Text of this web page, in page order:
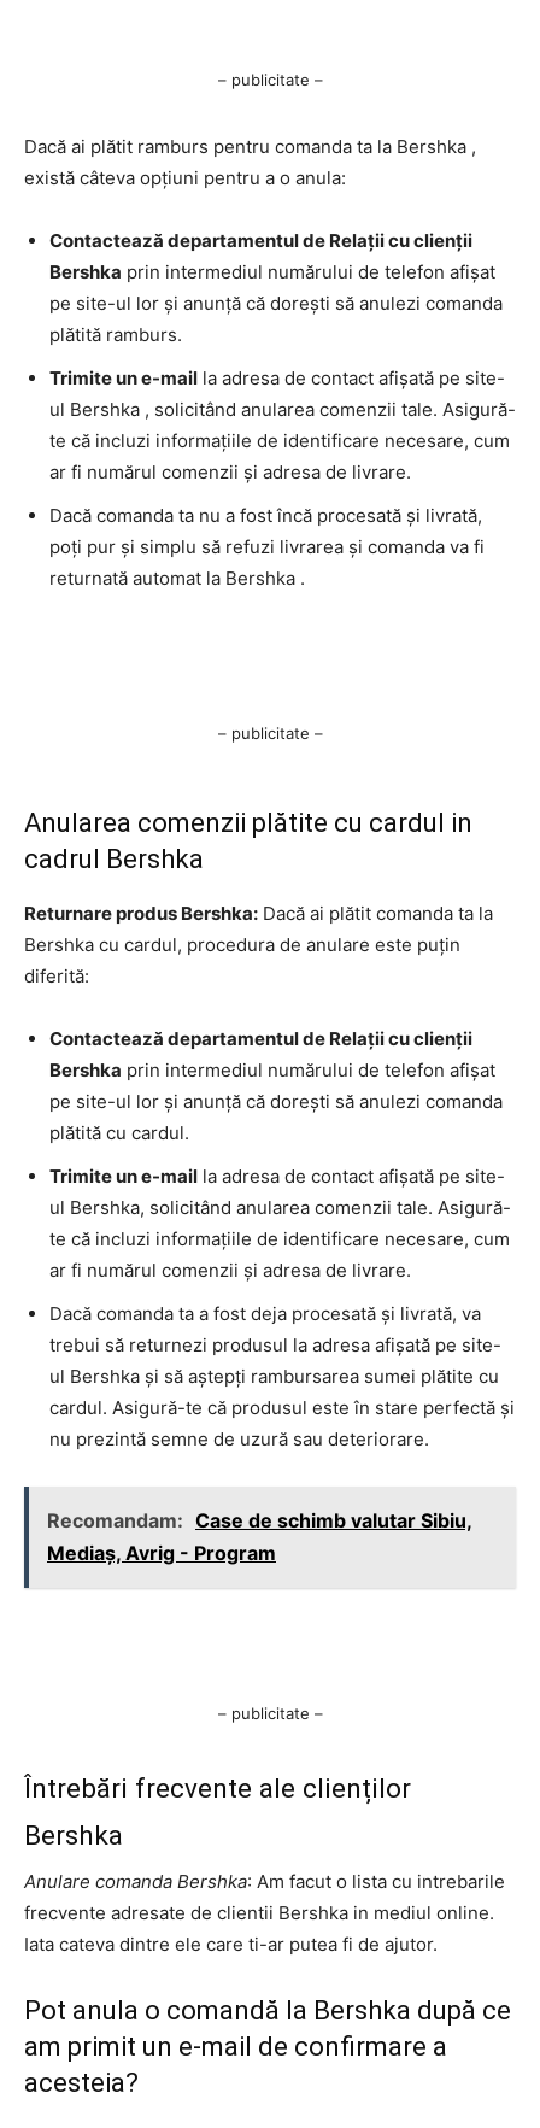
– publicitate –
Dacă ai plătit ramburs pentru comanda ta la Bershka ,
există câteva opțiuni pentru a o anula:
Contactează departamentul de Relații cu clienții
Bershka prin intermediul numărului de telefon afișat
pe site-ul lor și anunță că dorești să anulezi comanda
plătită ramburs.
Trimite un e-mail la adresa de contact afișată pe site-
ul Bershka , solicitând anularea comenzii tale. Asigură-
te că incluzi informațiile de identificare necesare, cum
ar fi numărul comenzii și adresa de livrare.
Dacă comanda ta nu a fost încă procesată și livrată,
poți pur și simplu să refuzi livrarea și comanda va fi
returnată automat la Bershka .
– publicitate –
Anularea comenzii plătite cu cardul in
cadrul Bershka
Returnare produs Bershka: Dacă ai plătit comanda ta la
Bershka cu cardul, procedura de anulare este puțin
diferită:
Contactează departamentul de Relații cu clienții
Bershka prin intermediul numărului de telefon afișat
pe site-ul lor și anunță că dorești să anulezi comanda
plătită cu cardul.
Trimite un e-mail la adresa de contact afișată pe site-
ul Bershka, solicitând anularea comenzii tale. Asigură-
te că incluzi informațiile de identificare necesare, cum
ar fi numărul comenzii și adresa de livrare.
Dacă comanda ta a fost deja procesată și livrată, va
trebui să returnezi produsul la adresa afișată pe site-
ul Bershka și să aștepți rambursarea sumei plătite cu
cardul. Asigură-te că produsul este în stare perfectă și
nu prezintă semne de uzură sau deteriorare.
Recomandam: Case de schimb valutar Sibiu,
Mediaș, Avrig - Program
– publicitate –
Întrebări frecvente ale clienților
Bershka
Anulare comanda Bershka: Am facut o lista cu intrebarile
frecvente adresate de clientii Bershka in mediul online.
Iata cateva dintre ele care ti-ar putea fi de ajutor.
Pot anula o comandă la Bershka după ce
am primit un e-mail de confirmare a
acesteia?